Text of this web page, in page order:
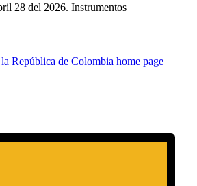
28 del 2026. Instrumentos
República de Colombia home page